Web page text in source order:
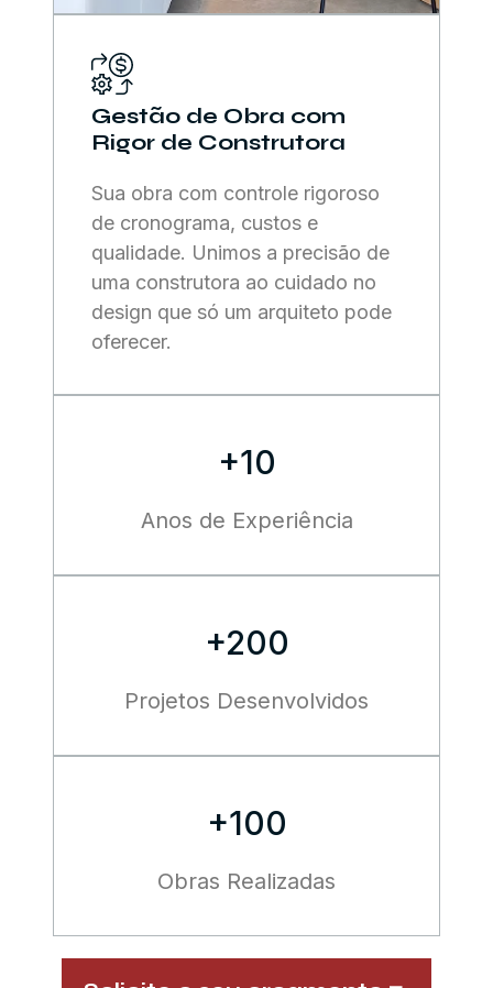
Gestão de Obra com
Rigor de Construtora
Sua obra com controle rigoroso
de cronograma, custos e
qualidade. Unimos a precisão de
uma construtora ao cuidado no
design que só um arquiteto pode
oferecer.
+10
Anos de Experiência
+200
Projetos Desenvolvidos
+100
Obras Realizadas